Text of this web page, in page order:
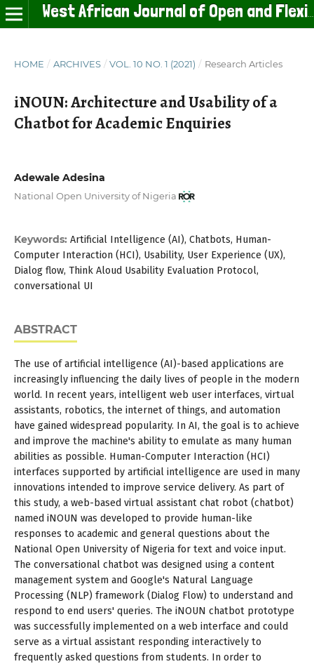
HOME / ARCHIVES / VOL. 10 NO. 1 (2021) / Research Articles
iNOUN: Architecture and Usability of a
Chatbot for Academic Enquiries
Adewale Adesina
National Open University of Nigeria
Keywords: Artificial Intelligence (AI), Chatbots, Human-
Computer Interaction (HCI), Usability, User Experience (UX),
Dialog flow, Think Aloud Usability Evaluation Protocol,
conversational UI
ABSTRACT
The use of artificial intelligence (AI)-based applications are
increasingly influencing the daily lives of people in the modern
world. In recent years, intelligent web user interfaces, virtual
assistants, robotics, the internet of things, and automation
have gained widespread popularity. In AI, the goal is to achieve
and improve the machine's ability to emulate as many human
abilities as possible. Human-Computer Interaction (HCI)
interfaces supported by artificial intelligence are used in many
innovations intended to improve service delivery. As part of
this study, a web-based virtual assistant chat robot (chatbot)
named iNOUN was developed to provide human-like
responses to academic and general questions about the
National Open University of Nigeria for text and voice input.
The conversational chatbot was designed using a content
management system and Google's Natural Language
Processing (NLP) framework (Dialog Flow) to understand and
respond to end users' queries. The iNOUN chatbot prototype
was successfully implemented on a web interface and could
serve as a virtual assistant responding interactively to
frequently asked questions from students. In order to